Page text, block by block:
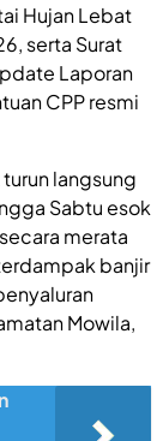
Hujan Lebat
serta Surat
Laporan
CPP resmi
langsung
Sabtu esok
merata
banjir
Mowila,